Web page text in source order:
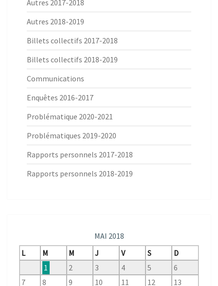
Autres 2017-2018
Autres 2018-2019
Billets collectifs 2017-2018
Billets collectifs 2018-2019
Communications
Enquêtes 2016-2017
Problématique 2020-2021
Problématiques 2019-2020
Rapports personnels 2017-2018
Rapports personnels 2018-2019
MAI 2018
L
M M J V S
D
1
2 3 4 5
6
7
8 9 10 11 12 13